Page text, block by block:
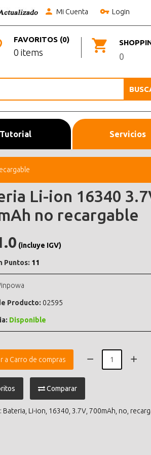
Mi Cuenta Login
0
FAVORITOS (0)
0 items
Servicios
Li-ion 16340
no recargable
(incluye IGV)
Puntos: 11
Producto: 02595
Disponible
a Carro de compras
Comparar
Bateria Li-ion 16340 3.7V 700mAh no